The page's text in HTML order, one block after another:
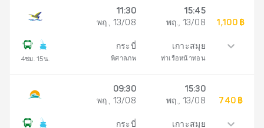
4ชม. 15น.
11:30
พฤ., 13/08
กระบี่
พิศาลภพ
15:45
พฤ., 13/08
เกาะสมุย
ท่าเรือหน้าทอน
1,100 ฿
09:30
พฤ., 13/08
กระบี่
15:30
พฤ., 13/08
เกาะสมุย
740 ฿